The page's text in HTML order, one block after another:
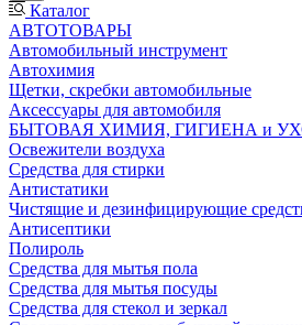
Каталог
АВТОТОВАРЫ
Автомобильный инструмент
Автохимия
Щетки, скребки автомобильные
Аксессуары для автомобиля
БЫТОВАЯ ХИМИЯ, ГИГИЕНА и
Освежители воздуха
Средства для стирки
Антистатики
Чистящие и дезинфицирующие
Антисептики
Полироль
Средства для мытья пола
Средства для мытья посуды
Средства для стекол и зеркал